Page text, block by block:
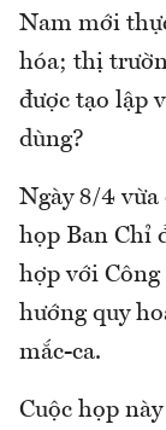
Nam mới
hóa; thị
được tạo lập
dùng?
Ngày 8/4
họp Ban Chỉ
hợp với
hướng quy
mắc-ca.
Cuộc họp